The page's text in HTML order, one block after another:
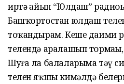
иртә һайын “Юлдаш”
Башҡортостан юлдаш
тоҡандырам. Кеше даими
телендә аралашып
Шуға ла балаларыма тәү
телен яҡшы кимәлдә